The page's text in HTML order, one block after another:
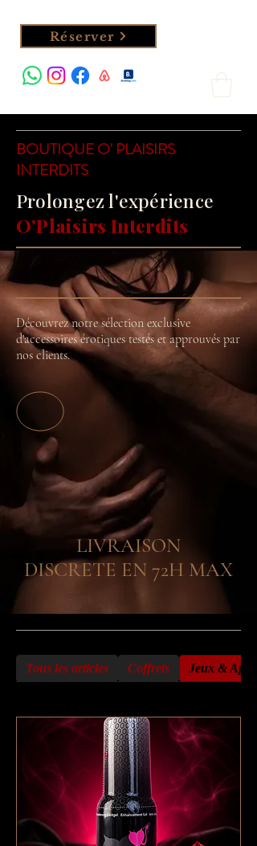
Réserver
BOUTIQUE O' PLAISIRS
INTERDITS
Prolongez l'expérience
O'Plaisirs Interdits
Découvrez notre sélection exclusive
d'accessoires érotiques testés et approuvés par
nos clients.
LIVRAISON
DISCRETE EN 72H MAX
Tous les articles Coffrets Jeux &